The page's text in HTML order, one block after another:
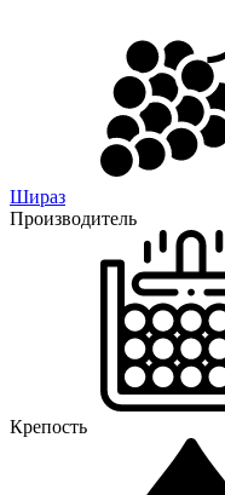
Шираз
Производитель
Крепость